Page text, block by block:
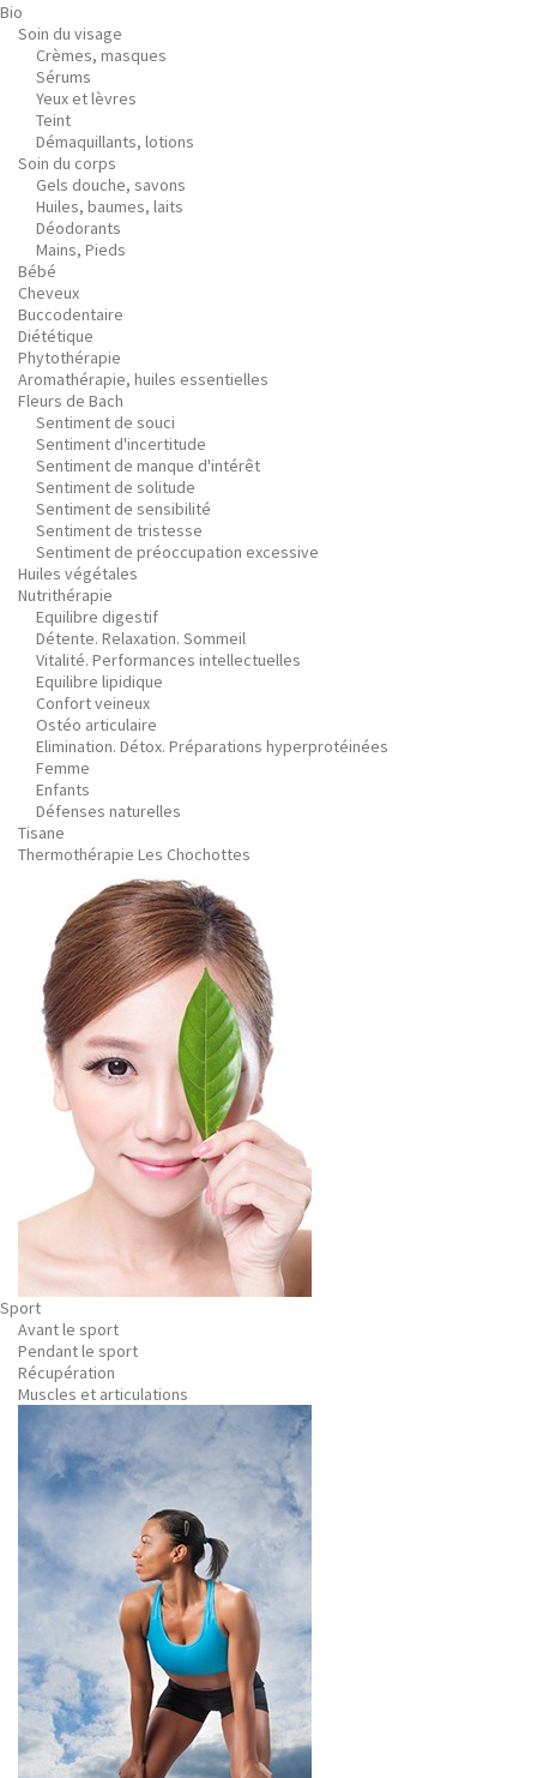
Bio
Soin du visage
Crèmes, masques
Sérums
Yeux et lèvres
Teint
Démaquillants, lotions
Soin du corps
Gels douche, savons
Huiles, baumes, laits
Déodorants
Mains, Pieds
Bébé
Cheveux
Buccodentaire
Diététique
Phytothérapie
Aromathérapie, huiles essentielles
Fleurs de Bach
Sentiment de souci
Sentiment d'incertitude
Sentiment de manque d'intérêt
Sentiment de solitude
Sentiment de sensibilité
Sentiment de tristesse
Sentiment de préoccupation excessive
Huiles végétales
Nutrithérapie
Equilibre digestif
Détente. Relaxation. Sommeil
Vitalité. Performances intellectuelles
Equilibre lipidique
Confort veineux
Ostéo articulaire
Elimination. Détox. Préparations hyperprotéinées
Femme
Enfants
Défenses naturelles
Tisane
Thermothérapie Les Chochottes
Sport
Avant le sport
Pendant le sport
Récupération
Muscles et articulations